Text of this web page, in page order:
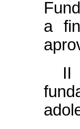
a
II